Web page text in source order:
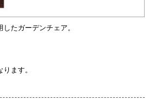
たガーデンチェア。
ます。